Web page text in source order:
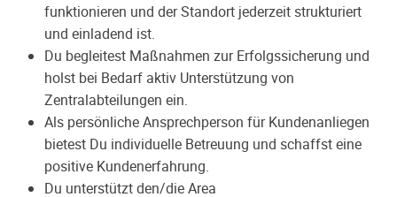
funktionieren und der Standort jederzeit strukturiert
und einladend ist.
Du begleitest Maßnahmen zur Erfolgssicherung und
holst bei Bedarf aktiv Unterstützung von
Zentralabteilungen ein.
Als persönliche Ansprechperson für Kundenanliegen
bietest Du individuelle Betreuung und schaffst eine
positive Kundenerfahrung.
Du unterstützt den/die Area